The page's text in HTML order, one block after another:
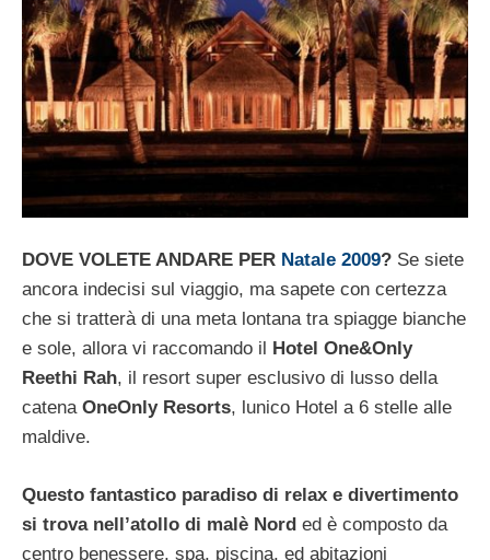
DOVE VOLETE ANDARE PER Natale 2009? Se siete
ancora indecisi sul viaggio, ma sapete con certezza
che si tratterà di una meta lontana tra spiagge bianche
e sole, allora vi raccomando il Hotel One&Only
Reethi Rah, il resort super esclusivo di lusso della
catena OneOnly Resorts, lunico Hotel a 6 stelle alle
maldive.
Questo fantastico paradiso di relax e divertimento
si trova nell’atollo di malè Nord ed è composto da
centro benessere, spa, piscina, ed abitazioni